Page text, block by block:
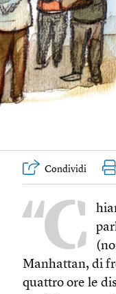
Condividi
“C
Manhattan, di
quattro ore le